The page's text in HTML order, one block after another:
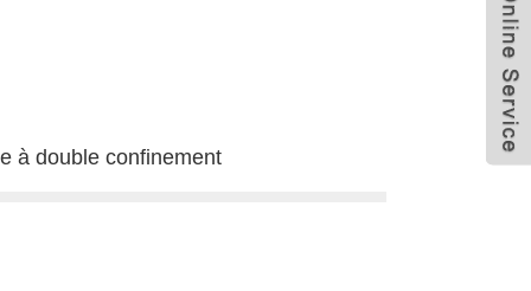
à double confinement